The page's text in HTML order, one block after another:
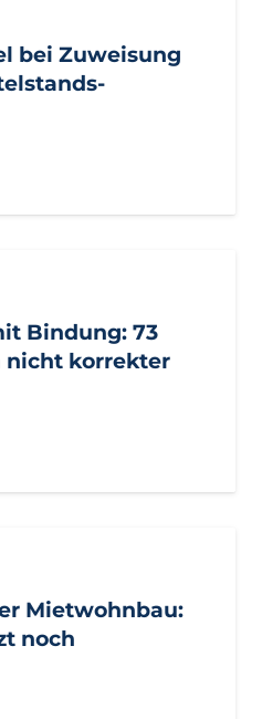
bei Zuweisung
Bindung: 73
nicht korrekter
Mietwohnbau:
noch